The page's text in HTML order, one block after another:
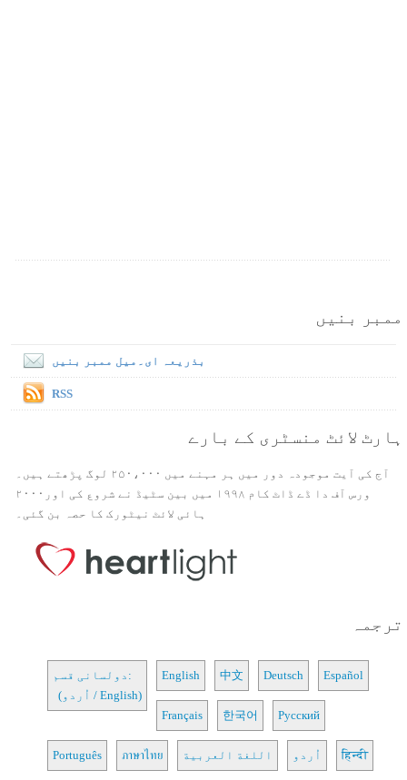
ممبر بنیں
بذریعہ ای۔میل ممبر بنیں
RSS
ہارٹ لائٹ منسٹری کے بارے
آج کی آیت موجودہ دور میں ہر مہنے میں ۲۵۰،۰۰۰ لوگ پڑھتے ہیں۔
ورس آف دا ڈے ڈاٹ کام ۱۹۹۸ میں بین سٹیڈ نے شروع کی اور۲۰۰۰
ہائی لائٹ نیٹورک کا حصہ بن گئی۔
ترجمہ
دولسانی قسم:
(اُردو / English)
English 中文 Deutsch Español
Français 한국어 Русский
Português ภาษาไทย اللغة العربية اُردو हिन्दी